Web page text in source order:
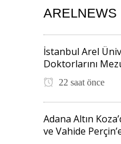
ARELNEWS
İstanbul Arel
Doktorlarını
22 saat önce
Adana Altın
ve Vahide